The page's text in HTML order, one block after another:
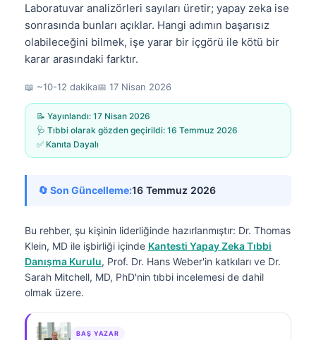
Laboratuvar analizörleri sayıları üretir; yapay zeka ise
sonrasında bunları açıklar. Hangi adımın başarısız
olabileceğini bilmek, işe yarar bir içgörü ile kötü bir
karar arasındaki farktır.
📖 ~10-12 dakika📅 17 Nisan 2026
📝 Yayınlandı: 17 Nisan 2026
🩺 Tıbbi olarak gözden geçirildi: 16 Temmuz 2026
✅ Kanıta Dayalı
🔄 Son Güncelleme:16 Temmuz 2026
Bu rehber, şu kişinin liderliğinde hazırlanmıştır: Dr. Thomas
Klein, MD ile işbirliği içinde Kantesti Yapay Zeka Tıbbi
Danışma Kurulu, Prof. Dr. Hans Weber'in katkıları ve Dr.
Sarah Mitchell, MD, PhD'nin tıbbi incelemesi de dahil
olmak üzere.
BAŞ YAZAR